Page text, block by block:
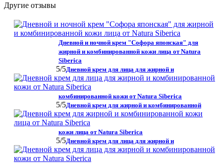
Другие отзывы
Дневной и ночной крем "Софора японская" для
жирной и комбинированной кожи лица от Natura
Siberica
5/5Дневной крем для лица для жирной и
комбинированной кожи от Natura Siberica
5/5Дневной крем для жирной и комбинированной
кожи лица от Natura Siberica
5/5Дневной крем для лица для жирной и